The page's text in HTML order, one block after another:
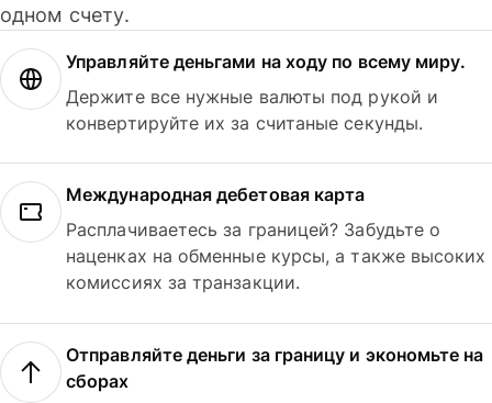
одном счету.
Управляйте деньгами на ходу по всему миру.
Держите все нужные валюты под рукой и
конвертируйте их за считаные секунды.
Международная дебетовая карта
Расплачиваетесь за границей? Забудьте о
наценках на обменные курсы, а также высоких
комиссиях за транзакции.
Отправляйте деньги за границу и экономьте на
сборах